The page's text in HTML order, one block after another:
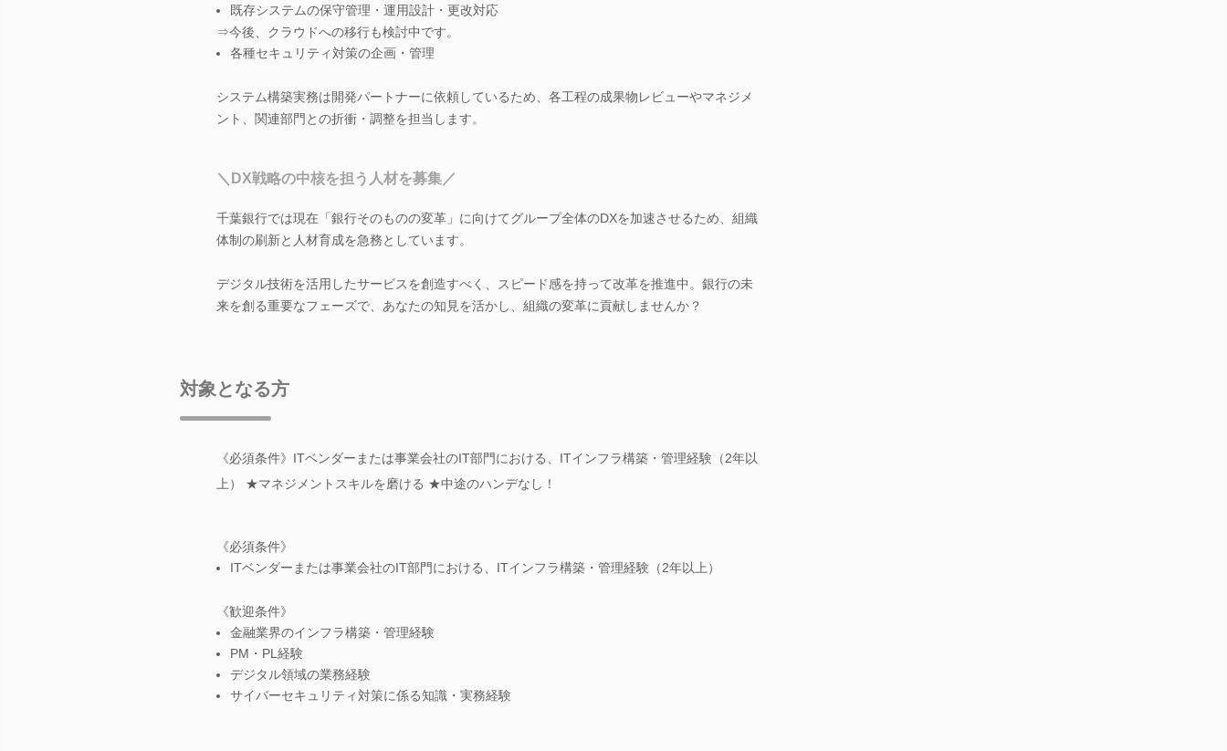
既存システムの保守管理・運用設計・更改対応
⇒今後、クラウドへの移行も検討中です。
各種セキュリティ対策の企画・管理
システム構築実務は開発パートナーに依頼しているため、各工程の成果物レビューやマネジメ
ント、関連部門との折衝・調整を担当します。
＼DX戦略の中核を担う人材を募集／
千葉銀行では現在「銀行そのものの変革」に向けてグループ全体のDXを加速させるため、組織
体制の刷新と人材育成を急務としています。
デジタル技術を活用したサービスを創造すべく、スピード感を持って改革を推進中。銀行の未
来を創る重要なフェーズで、あなたの知見を活かし、組織の変革に貢献しませんか？
対象となる方
《必須条件》ITベンダーまたは事業会社のIT部門における、ITインフラ構築・管理経験（2年以
上） ★マネジメントスキルを磨ける ★中途のハンデなし！
《必須条件》
ITベンダーまたは事業会社のIT部門における、ITインフラ構築・管理経験（2年以上）
《歓迎条件》
金融業界のインフラ構築・管理経験
PM・PL経験
デジタル領域の業務経験
サイバーセキュリティ対策に係る知識・実務経験